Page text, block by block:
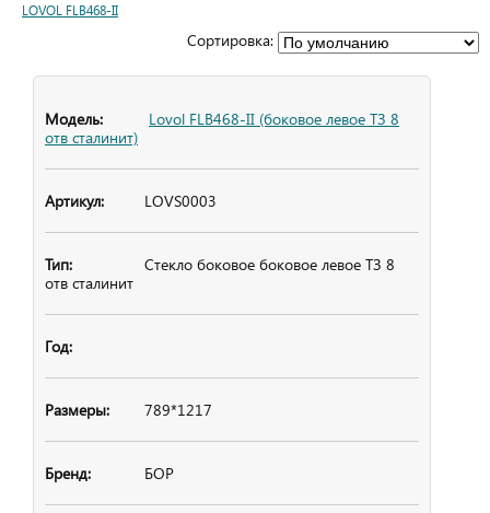
LOVOL FLB468-II
Сортировка:
Lovol FLB468-II (боковое левое ТЗ 8
отв сталинит)
LOVS0003
Стекло боковое боковое левое ТЗ 8
отв сталинит
789*1217
БОР